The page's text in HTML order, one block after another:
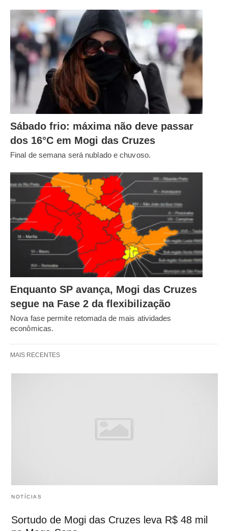
Sábado frio: máxima não deve passar
dos 16°C em Mogi das Cruzes
Final de semana será nublado e chuvoso.
Enquanto SP avança, Mogi das Cruzes
segue na Fase 2 da flexibilização
Nova fase permite retomada de mais atividades
econômicas.
MAIS RECENTES
NOTÍCIAS
Sortudo de Mogi das Cruzes leva R$ 48 mil